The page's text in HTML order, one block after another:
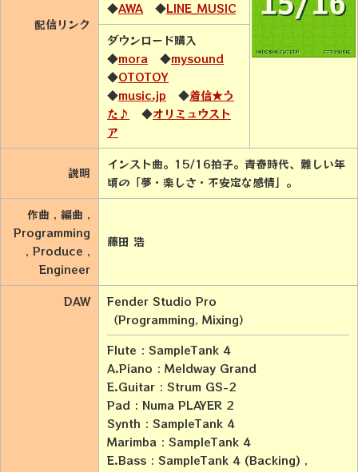
配信リンク
◆AWA ◆LINE_MUSIC
ダウンロード購入
◆mora ◆mysound
◆OTOTOY
◆music.jp ◆着信★う
た♪
◆オリミュウスト
ア
説明
インスト曲。15/16拍子。青春時代、難しい年
頃の「夢・楽しさ・不安定な感情」。
作曲 , 編曲 ,
Programming
, Produce ,
Engineer
藤田 浩
DAW
Fender Studio Pro
（Programming, Mixing）
Flute : SampleTank 4
A.Piano : Meldway Grand
E.Guitar : Strum GS-2
Pad : Numa PLAYER 2
Synth : SampleTank 4
Marimba : SampleTank 4
E.Bass : SampleTank 4 (Backing) ,